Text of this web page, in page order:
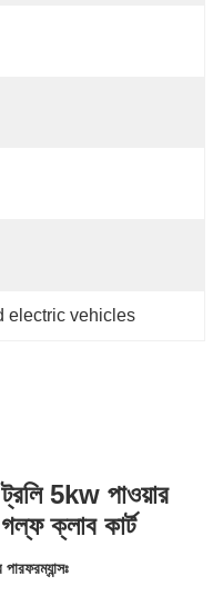
electric vehicles
5kw পাওয়ার
ক্লাব কার্ট